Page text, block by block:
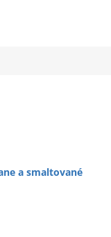
a smaltované